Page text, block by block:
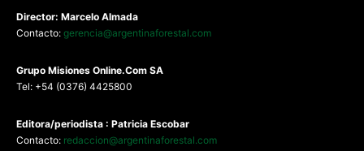
Director: Marcelo Almada
Contacto: gerencia@argentinaforestal.com
Grupo Misiones Online.Com SA
Tel: +54 (0376) 4425800
Editora/periodista : Patricia Escobar
Contacto: redaccion@argentinaforestal.com